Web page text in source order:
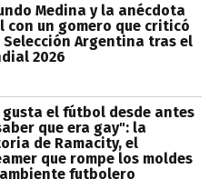
Medina y la anécdota
con un gomero que criticó
Selección Argentina tras el
2026
gusta el fútbol desde antes
que era gay": la
de Ramacity, el
que rompe los moldes
futbolero